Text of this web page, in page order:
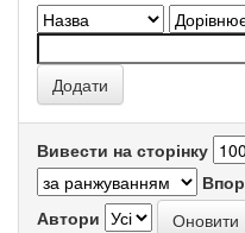
Вивести на сторінку
Автори